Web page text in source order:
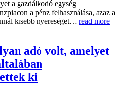
a gazdálkodó egység
a pénz felhasználása, azaz a
kisebb nyereséget… read more
adó volt, amelyet
ki